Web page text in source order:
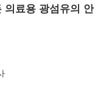
의료용 광섬유의 안